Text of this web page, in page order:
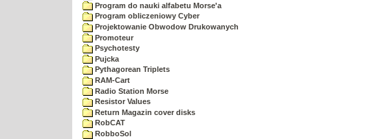
Program do nauki alfabetu Morse'a
Program obliczeniowy Cyber
Projektowanie Obwodow Drukowanych
Promoteur
Psychotesty
Pujcka
Pythagorean Triplets
RAM-Cart
Radio Station Morse
Resistor Values
Return Magazin cover disks
RobCAT
RobboSol